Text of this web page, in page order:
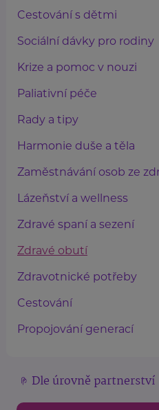
Cestování s dětmi
Sociální dávky pro rodiny
Krize a pomoc v nouzi
Paliativní péče
Rady a tipy
Harmonie duše a těla
Zaměstnávání osob ze
Lázeňství a wellness
Zdravé spaní a sezení
Zdravé obutí
Zdravotnické potřeby
Cestování
Propojování generací
Dle úrovně partnerství